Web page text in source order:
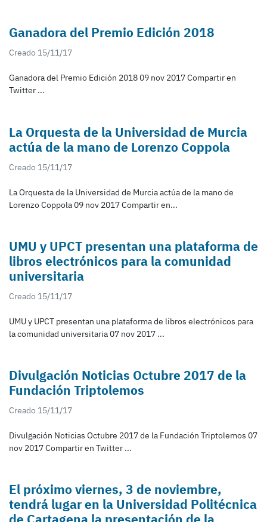
Ganadora del Premio Edición 2018
Creado 15/11/17
Ganadora del Premio Edición 2018 09 nov 2017 Compartir en
Twitter ...
La Orquesta de la Universidad de Murcia
actúa de la mano de Lorenzo Coppola
Creado 15/11/17
La Orquesta de la Universidad de Murcia actúa de la mano de
Lorenzo Coppola 09 nov 2017 Compartir en...
UMU y UPCT presentan una plataforma de
libros electrónicos para la comunidad
universitaria
Creado 15/11/17
UMU y UPCT presentan una plataforma de libros electrónicos para
la comunidad universitaria 07 nov 2017 ...
Divulgación Noticias Octubre 2017 de la
Fundación Triptolemos
Creado 15/11/17
Divulgación Noticias Octubre 2017 de la Fundación Triptolemos 07
nov 2017 Compartir en Twitter ...
El próximo viernes, 3 de noviembre,
tendrá lugar en la Universidad Politécnica